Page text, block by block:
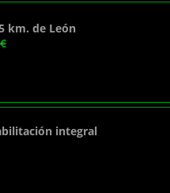
km. de León
integral